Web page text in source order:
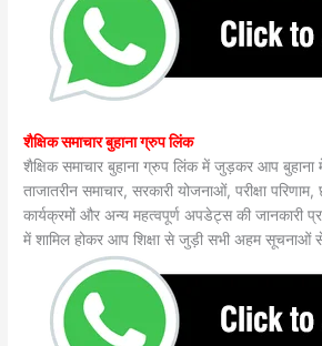
शैक्षिक समाचार बुहाना ग्रुप लिंक
शैक्षिक समाचार बुहाना ग्रुप लिंक में जुड़कर आप बुहाना
ताजातरीन समाचार, सरकारी योजनाओं, परीक्षा परिणाम,
कार्यक्रमों और अन्य महत्वपूर्ण अपडेट्स की जानकारी
में शामिल होकर आप शिक्षा से जुड़ी सभी अहम